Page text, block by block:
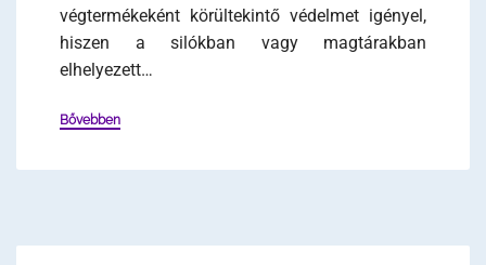
végtermékeként körültekintő védelmet igényel,
hiszen a silókban vagy magtárakban
elhelyezett…
Bővebben